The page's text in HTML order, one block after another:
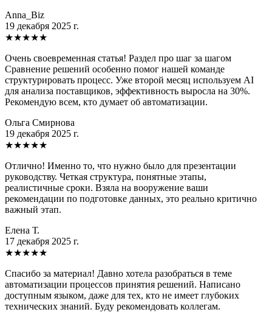
Anna_Biz
19 декабря 2025 г.
★★★★★
Очень своевременная статья! Раздел про шаг за шагом
Сравнение решений особенно помог нашей команде
структурировать процесс. Уже второй месяц используем AI
для анализа поставщиков, эффективность выросла на 30%.
Рекомендую всем, кто думает об автоматизации.
Ольга Смирнова
19 декабря 2025 г.
★★★★★
Отлично! Именно то, что нужно было для презентации
руководству. Четкая структура, понятные этапы,
реалистичные сроки. Взяла на вооружение ваши
рекомендации по подготовке данных, это реально критично
важный этап.
Елена Т.
17 декабря 2025 г.
★★★★★
Спасибо за материал! Давно хотела разобраться в теме
автоматизации процессов принятия решений. Написано
доступным языком, даже для тех, кто не имеет глубоких
технических знаний. Буду рекомендовать коллегам.